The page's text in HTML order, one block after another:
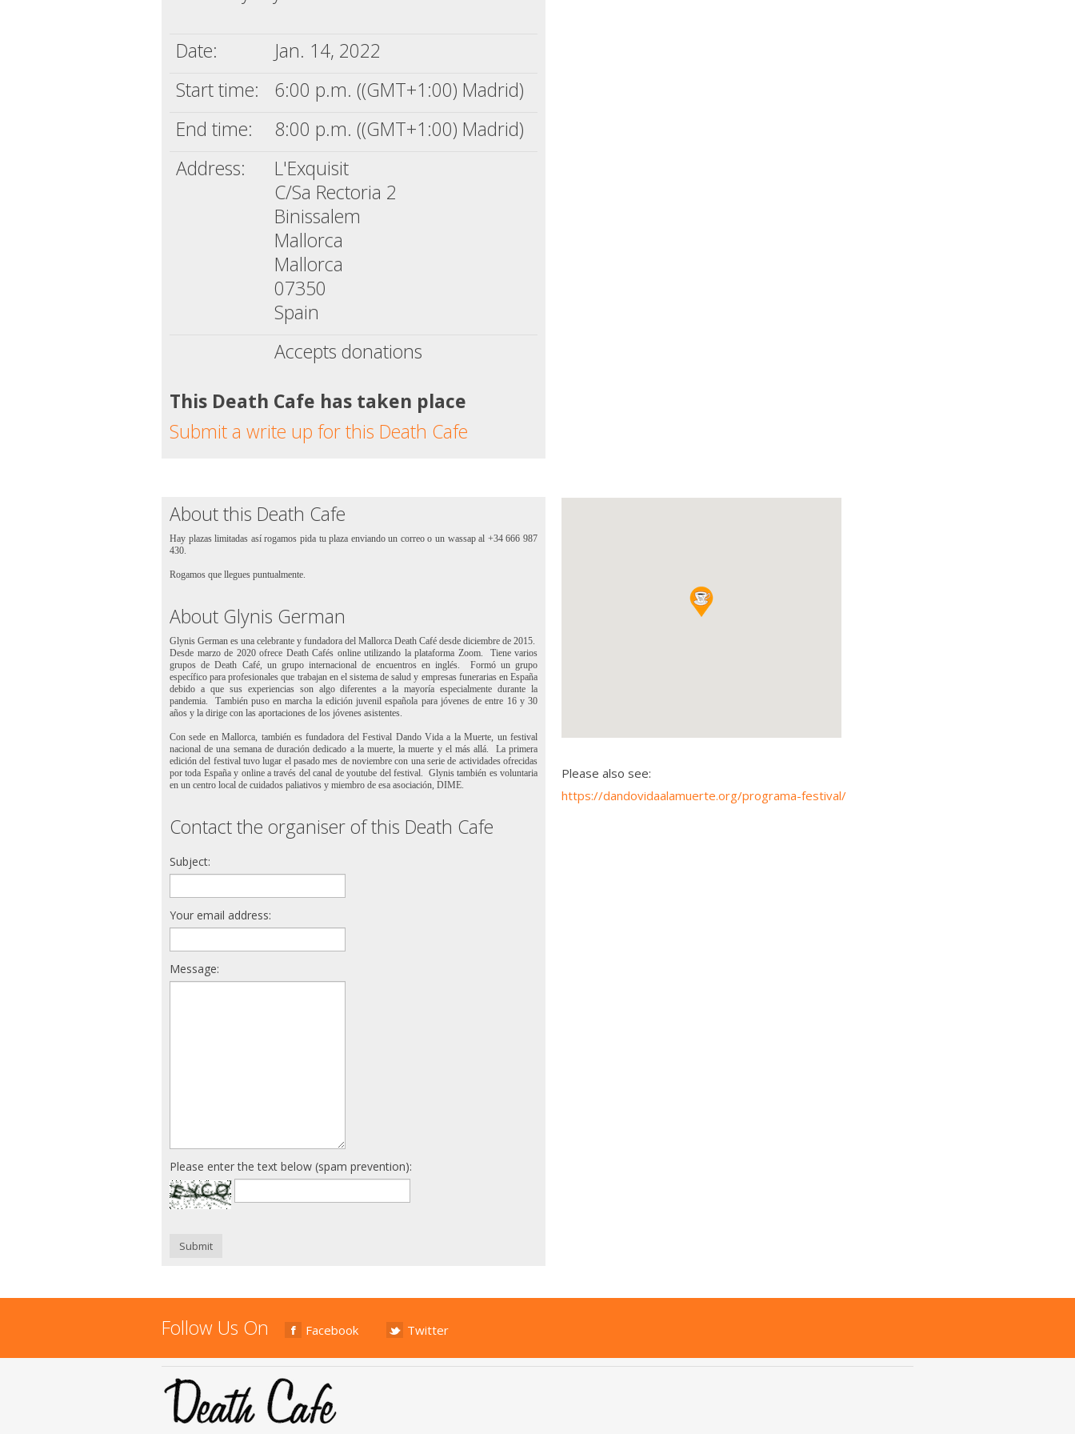
Date:
Jan. 14, 2022
Start time:
6:00 p.m. ((GMT+1:00) Madrid)
End time:
8:00 p.m. ((GMT+1:00) Madrid)
Address:
L'Exquisit
C/Sa Rectoria 2
Binissalem
Mallorca
Mallorca
07350
Spain
Accepts donations
This Death Cafe has taken place
Submit a write up for this Death Cafe
About this Death Cafe
Hay plazas limitadas así rogamos pida tu plaza enviando un correo o un wassap al +34 666 987
430.
Rogamos que llegues puntualmente.
About Glynis German
Glynis German es una celebrante y fundadora del Mallorca Death Café desde diciembre de 2015.
Desde marzo de 2020 ofrece Death Cafés online utilizando la plataforma Zoom.
Tiene varios
grupos de Death Café, un grupo internacional de encuentros en inglés.
Formó un grupo
específico para profesionales que trabajan en el sistema de salud y empresas funerarias en España
debido a que sus experiencias son algo diferentes a la mayoría especialmente durante la
pandemia.
También puso en marcha la edición juvenil española para jóvenes de entre 16 y 30
años y la dirige con las aportaciones de los jóvenes asistentes.
Con sede en Mallorca, también es fundadora del Festival Dando Vida a la Muerte, un festival
nacional de una semana de duración dedicado a la muerte, la muerte y el más allá.
La primera
edición del festival tuvo lugar el pasado mes de noviembre con una serie de actividades ofrecidas
por toda España y online a través del canal de youtube del festival. Glynis también es voluntaria
en un centro local de cuidados paliativos y miembro de esa asociación, DIME.
Contact the organiser of this Death Cafe
Subject:
Your email address:
Message:
Please enter the text below (spam prevention):
Submit
Please also see:
https://dandovidaalamuerte.org/programa-festival/
Follow Us On Facebook Twitter